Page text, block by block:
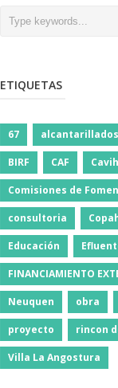
ETIQUETAS
67 alcantarillados
BIRF CAF
Comisiones de
consultoria
Educación
FINANCIAMIENTO
Neuquen obra
proyecto rincon
Villa La Angostura